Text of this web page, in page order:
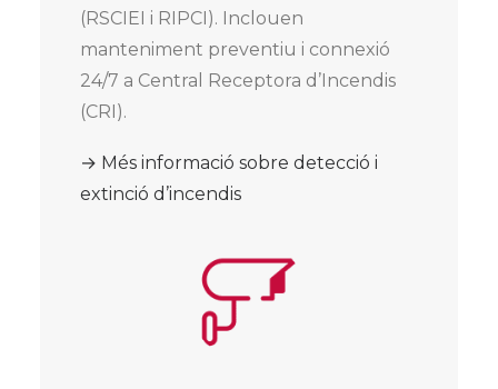
(RSCIEI i RIPCI). Inclouen
manteniment preventiu i connexió
24/7 a Central Receptora d’Incendis
(CRI).
→ Més informació sobre detecció i
extinció d’incendis